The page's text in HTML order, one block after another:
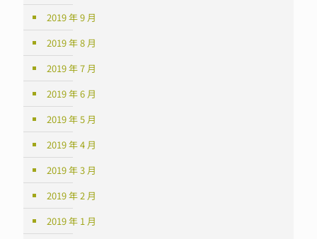
2019 年 9 月
2019 年 8 月
2019 年 7 月
2019 年 6 月
2019 年 5 月
2019 年 4 月
2019 年 3 月
2019 年 2 月
2019 年 1 月